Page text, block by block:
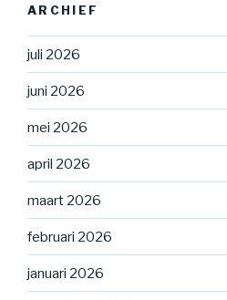
ARCHIEF
juli 2026
juni 2026
mei 2026
april 2026
maart 2026
februari 2026
januari 2026